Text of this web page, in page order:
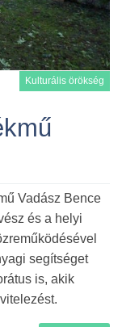
Kulturális örökség
Vadász Bence
és a helyi
segítséget
is, akik